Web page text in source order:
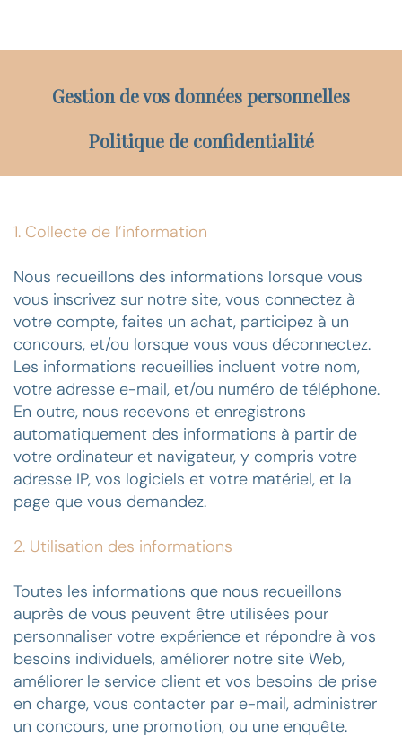
Gestion de vos données personnelles
Politique de confidentialité
1. Collecte de l’information
Nous recueillons des informations lorsque vous
vous inscrivez sur notre site, vous connectez à
votre compte, faites un achat, participez à un
concours, et/ou lorsque vous vous déconnectez.
Les informations recueillies incluent votre nom,
votre adresse e-mail, et/ou numéro de téléphone.
En outre, nous recevons et enregistrons
automatiquement des informations à partir de
votre ordinateur et navigateur, y compris votre
adresse IP, vos logiciels et votre matériel, et la
page que vous demandez.
2. Utilisation des informations
Toutes les informations que nous recueillons
auprès de vous peuvent être utilisées pour
personnaliser votre expérience et répondre à vos
besoins individuels, améliorer notre site Web,
améliorer le service client et vos besoins de prise
en charge, vous contacter par e-mail, administrer
un concours, une promotion, ou une enquête.